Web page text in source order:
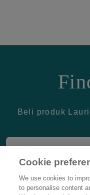
Beli produk
Cookie
We use cookies to
to personalise content